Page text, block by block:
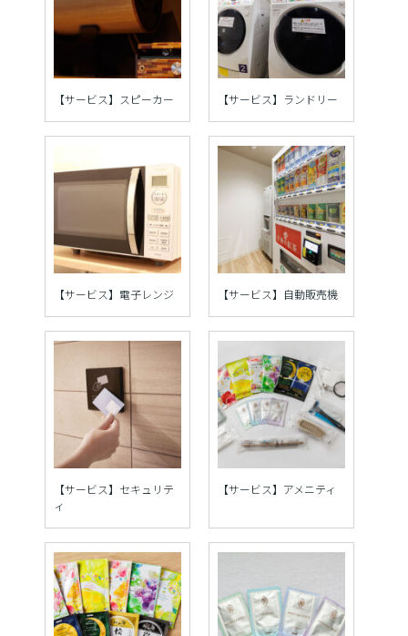
【サービス】スピーカー 【サービス】ランドリー
【サービス】電子レンジ 【サービス】自動販売機
【サービス】セキュリテ
ィ
【サービス】アメニティ